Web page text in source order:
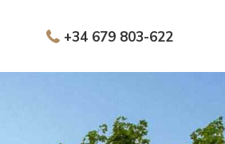
+34 679 803-622